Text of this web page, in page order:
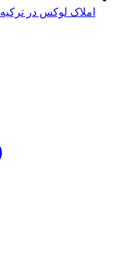
املاک لوکس در ترکیه